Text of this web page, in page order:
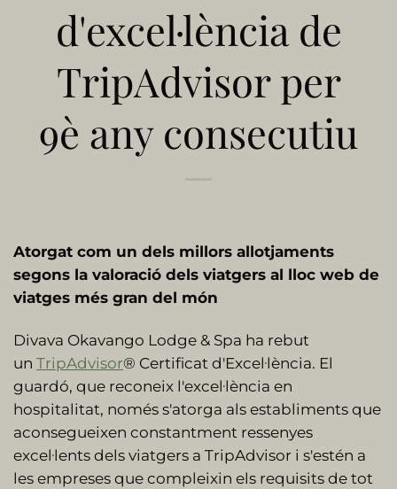
d'excel·lència de
TripAdvisor per
9è any consecutiu
Atorgat com un dels millors allotjaments
segons la valoració dels viatgers al lloc web de
viatges més gran del món
Divava Okavango Lodge & Spa ha rebut
un TripAdvisor® Certificat d'Excel·lència. El
guardó, que reconeix l'excel·lència en
hospitalitat, només s'atorga als establiments que
aconsegueixen constantment ressenyes
excel·lents dels viatgers a TripAdvisor i s'estén a
les empreses que compleixin els requisits de tot